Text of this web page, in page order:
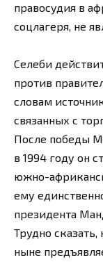
правосудия в
соцлагеря, не
Селеби
против
словам
связанных с
После победы
в 1994 году он
южно-
ему
президента
Трудно
ныне